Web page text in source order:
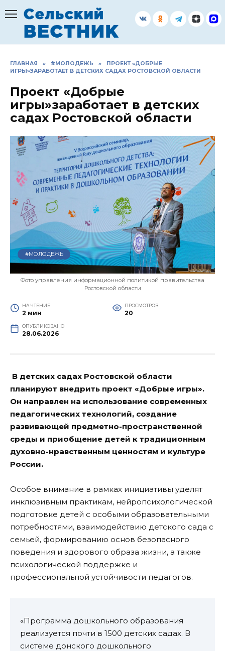
содержанию
ГЛАВНАЯ » #МОЛОДЕЖЬ »
ПРОЕКТ «ДОБРЫЕ
ИГРЫ»ЗАРАБОТАЕТ В ДЕТСКИХ САДАХ РОСТОВСКОЙ ОБЛАСТИ
Проект «Добрые
игры»заработает в детских
садах Ростовской области
#МОЛОДЕЖЬ
Фото управления информационной политикой правительства
Ростовской области
НА ЧТЕНИЕ
2 мин
ПРОСМОТРОВ
20
ОПУБЛИКОВАНО
28.06.2026
В детских садах Ростовской области
планируют внедрить проект «Добрые игры».
Он направлен на использование современных
педагогических технологий, создание
развивающей предметно-пространственной
среды и приобщение детей к традиционным
духовно-нравственным ценностям и культуре
России.
Особое внимание в рамках инициативы уделят
инклюзивным практикам, нейропсихологической
подготовке детей с особыми образовательными
потребностями, взаимодействию детского сада с
семьей, формированию основ безопасного
поведения и здорового образа жизни, а также
психологической поддержке и
профессиональной устойчивости педагогов.
«Программа дошкольного образования
реализуется почти в 1500 детских садах. В
системе донского дошкольного